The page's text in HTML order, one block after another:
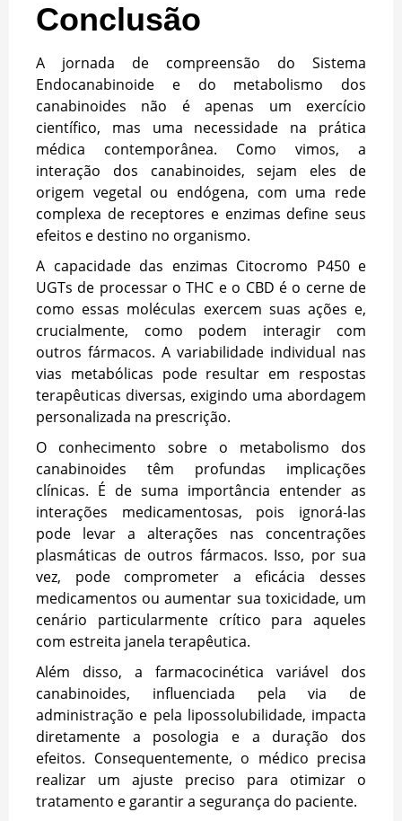
Conclusão
A jornada de compreensão do Sistema
Endocanabinoide e do metabolismo dos
canabinoides não é apenas um exercício
científico, mas uma necessidade na prática
médica contemporânea. Como vimos, a
interação dos canabinoides, sejam eles de
origem vegetal ou endógena, com uma rede
complexa de receptores e enzimas define seus
efeitos e destino no organismo.
A capacidade das enzimas Citocromo P450 e
UGTs de processar o THC e o CBD é o cerne de
como essas moléculas exercem suas ações e,
crucialmente, como podem interagir com
outros fármacos. A variabilidade individual nas
vias metabólicas pode resultar em respostas
terapêuticas diversas, exigindo uma abordagem
personalizada na prescrição.
O conhecimento sobre o metabolismo dos
canabinoides têm profundas implicações
clínicas. É de suma importância entender as
interações medicamentosas, pois ignorá-las
pode levar a alterações nas concentrações
plasmáticas de outros fármacos. Isso, por sua
vez, pode comprometer a eficácia desses
medicamentos ou aumentar sua toxicidade, um
cenário particularmente crítico para aqueles
com estreita janela terapêutica.
Além disso, a farmacocinética variável dos
canabinoides, influenciada pela via de
administração e pela lipossolubilidade, impacta
diretamente a posologia e a duração dos
efeitos. Consequentemente, o médico precisa
realizar um ajuste preciso para otimizar o
tratamento e garantir a segurança do paciente.